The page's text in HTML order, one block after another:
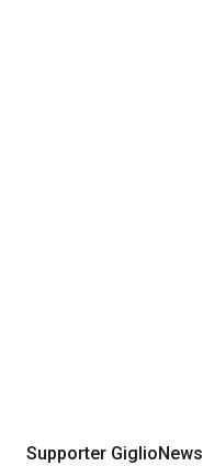
Supporter GiglioNews